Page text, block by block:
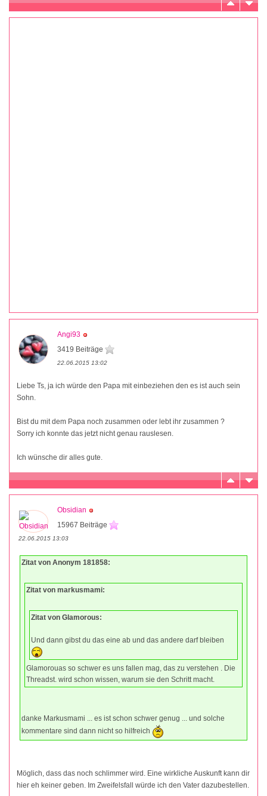
Angi93
3419 Beiträge
22.06.2015 13:02
Liebe Ts, ja ich würde den Papa mit einbeziehen den es ist auch sein
Sohn.
Bist du mit dem Papa noch zusammen oder lebt ihr zusammen ?
Sorry ich konnte das jetzt nicht genau rauslesen.
Ich wünsche dir alles gute.
Obsidian
15967 Beiträge
22.06.2015 13:03
Zitat von Anonym 181858:
Zitat von markusmami:
Zitat von Glamorous:
Und dann gibst du das eine ab und das andere darf bleiben
Glamorouas so schwer es uns fallen mag, das zu verstehen . Die
Threadst. wird schon wissen, warum sie den Schritt macht.
danke Markusmami ... es ist schon schwer genug ... und solche
kommentare sind dann nicht so hilfreich
Möglich, dass das noch schlimmer wird. Eine wirkliche Auskunft kann dir
hier eh keiner geben. Im Zweifelsfall würde ich den Vater dazubestellen.